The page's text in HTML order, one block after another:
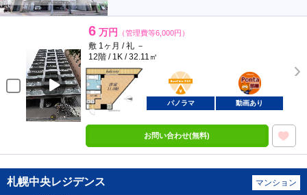
6 万円 （管理費等6,000円）
敷 1ヶ月 / 礼 －
12階 / 1K / 32.11㎡
BunChinPAY
ポンタ
部屋
パノラマ 動画あり
お問い合わせ(無料)
札幌中央レジデンス マンション